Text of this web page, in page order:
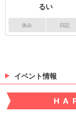
るい
休み 日記
イベント情報